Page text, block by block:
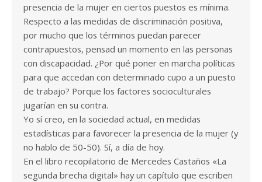
presencia de la mujer en ciertos puestos es mínima.
Respecto a las medidas de discriminación positiva,
por mucho que los términos puedan parecer
contrapuestos, pensad un momento en las personas
con discapacidad. ¿Por qué poner en marcha políticas
para que accedan con determinado cupo a un puesto
de trabajo? Porque los factores socioculturales
jugarían en su contra.
Yo sí creo, en la sociedad actual, en medidas
estadísticas para favorecer la presencia de la mujer (y
no hablo de 50-50). Sí, a día de hoy.
En el libro recopilatorio de Mercedes Castaños «La
segunda brecha digital» hay un capítulo que escriben